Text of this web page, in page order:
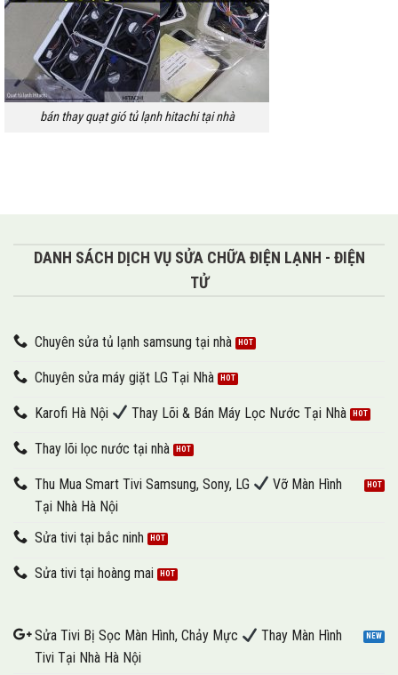
bán thay quạt gió tủ lạnh hitachi tại nhà
DANH SÁCH DỊCH VỤ SỬA CHỮA ĐIỆN LẠNH - ĐIỆN
TỬ
Chuyên sửa tủ lạnh samsung tại nhà
Chuyên sửa máy giặt LG Tại Nhà
Karofi Hà Nội Thay Lõi & Bán Máy Lọc Nước Tại Nhà
Thay lõi lọc nước tại nhà
Thu Mua Smart Tivi Samsung, Sony, LG
Vỡ Màn Hình
Tại Nhà Hà Nội
Sửa tivi tại bắc ninh
Sửa tivi tại hoàng mai
Sửa Tivi Bị Sọc Màn Hình, Chảy Mực
Thay Màn Hình
Tivi Tại Nhà Hà Nội